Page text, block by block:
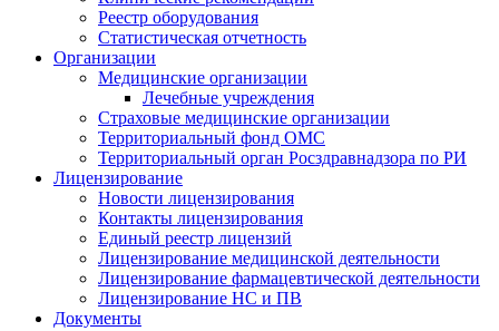
Реестр оборудования
Статистическая отчетность
Организации
Медицинские организации
Лечебные учреждения
Страховые медицинские организации
Территориальный фонд ОМС
Территориальный орган Росздравнадзора по РИ
Лицензирование
Новости лицензирования
Контакты лицензирования
Единый реестр лицензий
Лицензирование медицинской деятельности
Лицензирование фармацевтической деятельности
Лицензирование НС и ПВ
Документы